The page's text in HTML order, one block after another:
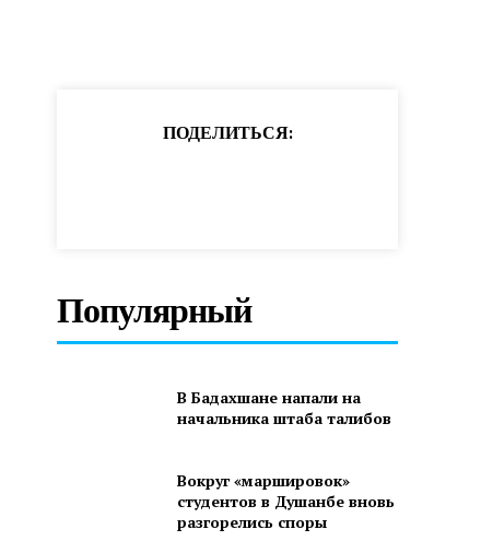
ПОДЕЛИТЬСЯ:
Популярный
В Бадахшане напали на
начальника штаба талибов
Вокруг «маршировок»
студентов в Душанбе вновь
разгорелись споры